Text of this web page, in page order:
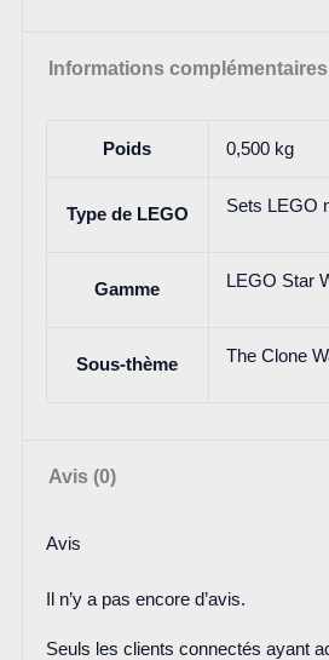
Informations complémentaires
Poids 0,500 kg
Type de LEGO Sets LEGO
Gamme LEGO Star
Sous-thème The Clone
Avis (0)
Avis
Il n’y a pas encore d’avis.
Seuls les clients connectés ayant